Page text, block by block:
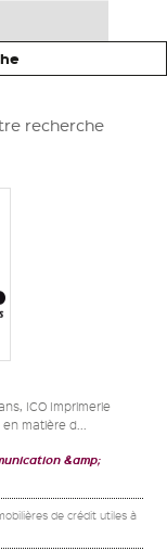
recherche
ICO Imprimerie
matière d...
&amp;
de crédit utiles à